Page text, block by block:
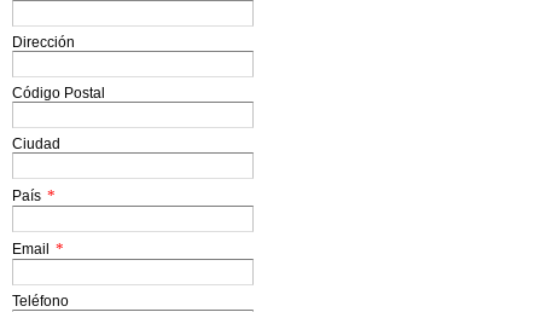
Dirección
Código Postal
Ciudad
País *
Email *
Teléfono